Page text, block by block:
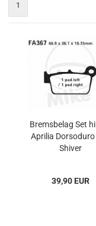
1
Bremsbelag Set
Aprilia Dorsoduro
Shiver
39,90 EUR